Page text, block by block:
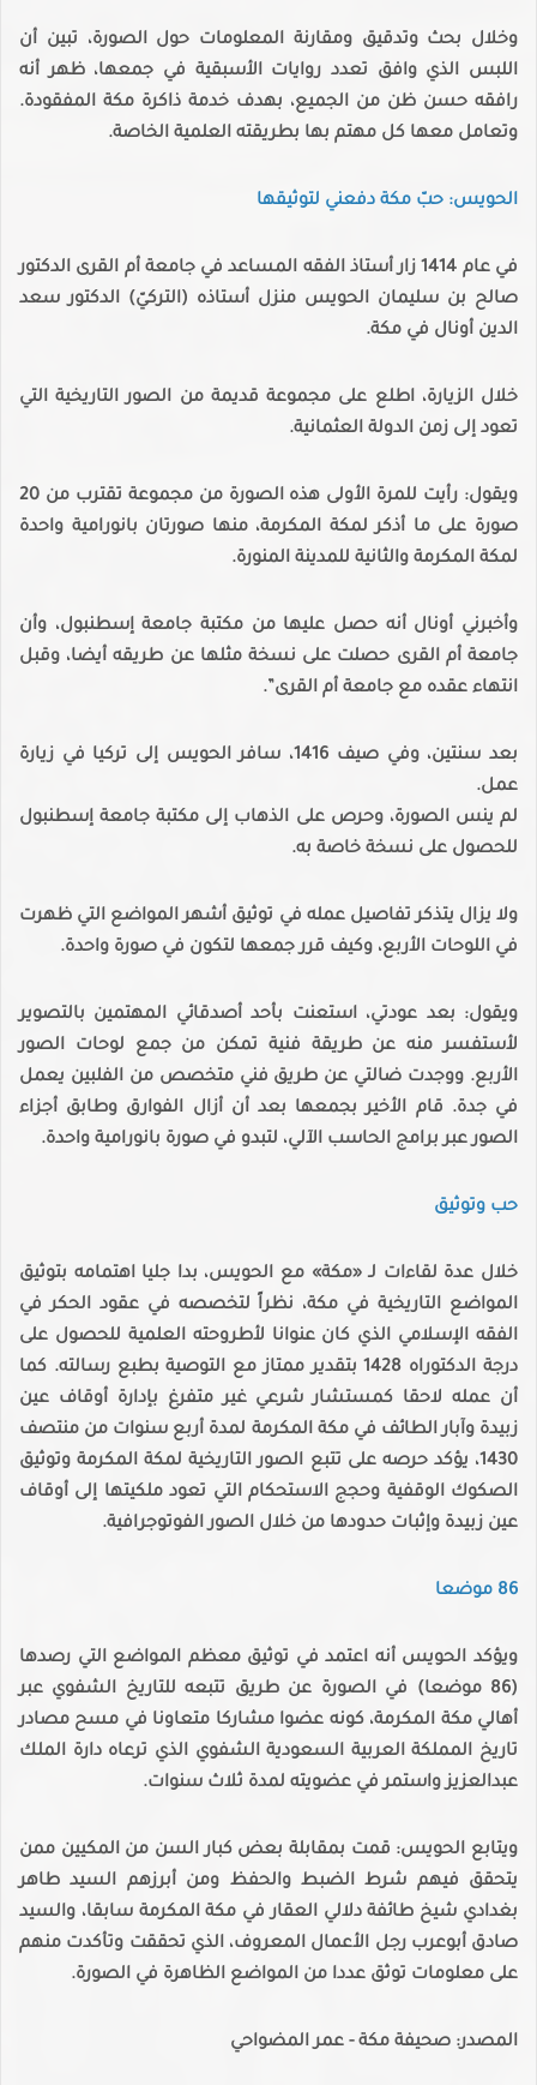
وخلال بحث وتدقيق ومقارنة المعلومات حول الصورة، تبين أن
اللبس الذي وافق تعدد روايات الأسبقية في جمعها، ظهر أنه
رافقه حسن ظن من الجميع، بهدف خدمة ذاكرة مكة المفقودة.
وتعامل معها كل مهتم بها بطريقته العلمية الخاصة.
الحويس: حبّ مكة دفعني لتوثيقها
في عام 1414 زار أستاذ الفقه المساعد في جامعة أم القرى الدكتور
صالح بن سليمان الحويس منزل أستاذه (التركيّ) الدكتور سعد
الدين أونال في مكة.
خلال الزيارة، اطلع على مجموعة قديمة من الصور التاريخية التي
تعود إلى زمن الدولة العثمانية.
ويقول: رأيت للمرة الأولى هذه الصورة من مجموعة تقترب من 20
صورة على ما أذكر لمكة المكرمة، منها صورتان بانورامية واحدة
لمكة المكرمة والثانية للمدينة المنورة.
وأخبرني أونال أنه حصل عليها من مكتبة جامعة إسطنبول، وأن
جامعة أم القرى حصلت على نسخة مثلها عن طريقه أيضا، وقبل
انتهاء عقده مع جامعة أم القرى”.
بعد سنتين، وفي صيف 1416، سافر الحويس إلى تركيا في زيارة
عمل.
لم ينس الصورة، وحرص على الذهاب إلى مكتبة جامعة إسطنبول
للحصول على نسخة خاصة به.
ولا يزال يتذكر تفاصيل عمله في توثيق أشهر المواضع التي ظهرت
في اللوحات الأربع، وكيف قرر جمعها لتكون في صورة واحدة.
ويقول: بعد عودتي، استعنت بأحد أصدقائي المهتمين بالتصوير
لأستفسر منه عن طريقة فنية تمكن من جمع لوحات الصور
الأربع. ووجدت ضالتي عن طريق فني متخصص من الفلبين يعمل
في جدة. قام الأخير بجمعها بعد أن أزال الفوارق وطابق أجزاء
الصور عبر برامج الحاسب الآلي، لتبدو في صورة بانورامية واحدة.
حب وتوثيق
خلال عدة لقاءات لـ «مكة» مع الحويس، بدا جليا اهتمامه بتوثيق
المواضع التاريخية في مكة، نظراً لتخصصه في عقود الحكر في
الفقه الإسلامي الذي كان عنوانا لأطروحته العلمية للحصول على
درجة الدكتوراه 1428 بتقدير ممتاز مع التوصية بطبع رسالته. كما
أن عمله لاحقا كمستشار شرعي غير متفرغ بإدارة أوقاف عين
زبيدة وآبار الطائف في مكة المكرمة لمدة أربع سنوات من منتصف
1430، يؤكد حرصه على تتبع الصور التاريخية لمكة المكرمة وتوثيق
الصكوك الوقفية وحجج الاستحكام التي تعود ملكيتها إلى أوقاف
عين زبيدة وإثبات حدودها من خلال الصور الفوتوجرافية.
86 موضعا
ويؤكد الحويس أنه اعتمد في توثيق معظم المواضع التي رصدها
(86 موضعا) في الصورة عن طريق تتبعه للتاريخ الشفوي عبر
أهالي مكة المكرمة، كونه عضوا مشاركا متعاونا في مسح مصادر
تاريخ المملكة العربية السعودية الشفوي الذي ترعاه دارة الملك
عبدالعزيز واستمر في عضويته لمدة ثلاث سنوات.
ويتابع الحويس: قمت بمقابلة بعض كبار السن من المكيين ممن
يتحقق فيهم شرط الضبط والحفظ ومن أبرزهم السيد طاهر
بغدادي شيخ طائفة دلالي العقار في مكة المكرمة سابقا، والسيد
صادق أبوعرب رجل الأعمال المعروف، الذي تحققت وتأكدت منهم
على معلومات توثق عددا من المواضع الظاهرة في الصورة.
المصدر: صحيفة مكة - عمر المضواحي